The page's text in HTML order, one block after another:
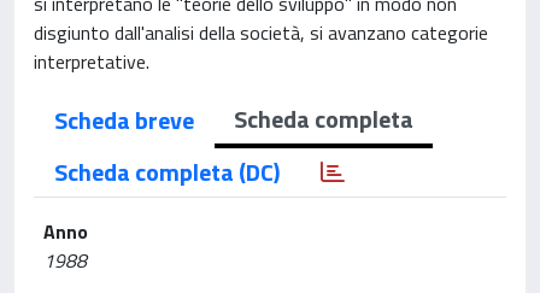
disgiunto dall'analisi della società, si avanzano categorie
interpretative.
Scheda breve
Scheda completa
Scheda completa (DC)
Anno
1988